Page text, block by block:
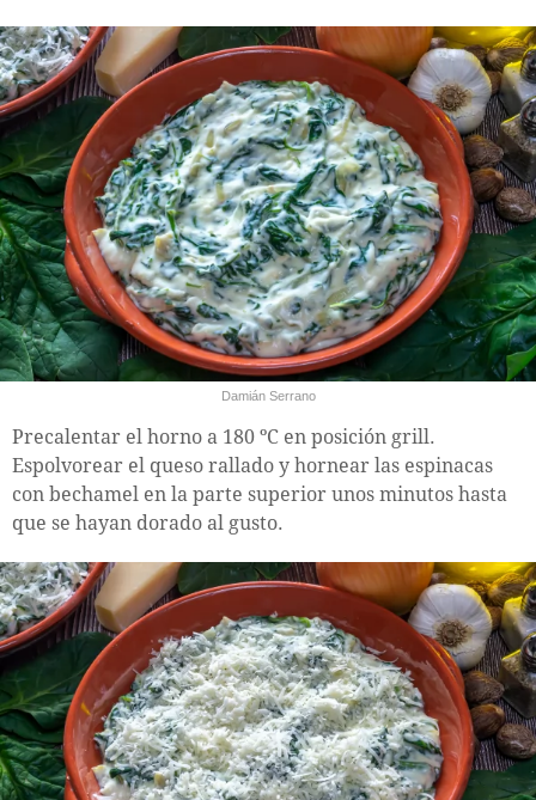
Damián Serrano
Precalentar el horno a 180 ºC en posición grill.
Espolvorear el queso rallado y hornear las espinacas
con bechamel en la parte superior unos minutos hasta
que se hayan dorado al gusto.